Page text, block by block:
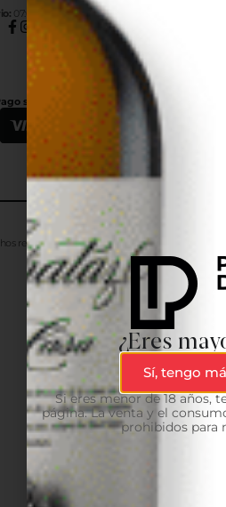
io: 07:00h a 15:00h
seguro
reservados. Desarrollado Advanze
¿Eres
Sí, tengo
Si eres menor de 18 años,
página. La venta y el
prohibidos para